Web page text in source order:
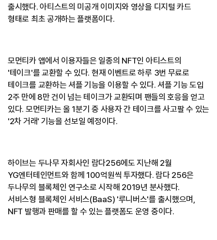
출시했다. 아티스트의 미공개 이미지와 영상을 디지털 카드
형태로 최초 공개하는 플랫폼이다.
모먼티카 앱에서 이용자들은 일종의 NFT인 아티스트의
'테이크'를 교환할 수 있다. 현재 이벤트로 하루 3번 무료로
테이크를 교환하는 셔플 기능을 이용할 수 있다. 셔플 기능 도입
2주 만에 8만 건이 넘는 테이크가 교환되며 팬들의 호응을 얻고
있다. 모먼티카는 올 1분기 중 사용자 간 테이크를 사고팔 수 있는
'2차 거래' 기능을 선보일 예정이다.
하이브는 두나무 자회사인 람다256에도 지난해 2월
YG엔터테인먼트와 함께 100억원씩 투자했다. 람다 256은
두나무의 블록체인 연구소로 시작해 2019년 분사했다.
서비스형 블록체인 서비스(BaaS) '루니버스'를 출시했으며,
NFT 발행과 판매를 할 수 있는 플랫폼도 운영 중이다.